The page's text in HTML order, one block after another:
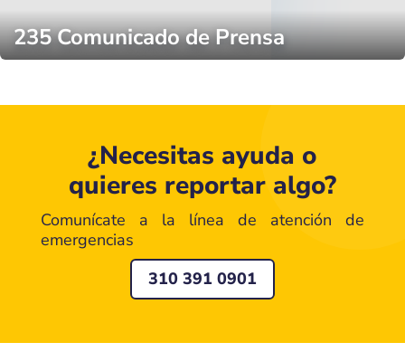
235 Comunicado de Prensa
¿Necesitas ayuda o
quieres reportar algo?
Comunícate a la línea de atención de
emergencias
310 391 0901